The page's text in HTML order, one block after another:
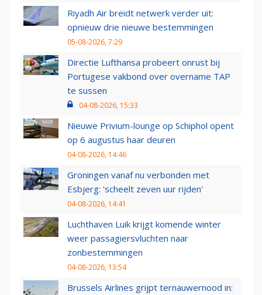
Riyadh Air breidt netwerk verder uit:
opnieuw drie nieuwe bestemmingen
05-08-2026, 7:29
Directie Lufthansa probeert onrust bij
Portugese vakbond over overname TAP
te sussen
04-08-2026, 15:33
Nieuwe Privium-lounge op Schiphol opent
op 6 augustus haar deuren
04-08-2026, 14:46
Groningen vanaf nu verbonden met
Esbjerg: 'scheelt zeven uur rijden'
04-08-2026, 14:41
Luchthaven Luik krijgt komende winter
weer passagiersvluchten naar
zonbestemmingen
04-08-2026, 13:54
Brussels Airlines grijpt ternauwernood in: